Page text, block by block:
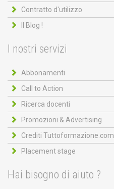
Contratto d'utilizzo
Il Blog !
I nostri servizi
Abbonamenti
Call to Action
Ricerca docenti
Promozioni & Advertising
Crediti Tuttoformazione.com
Placement stage
Hai bisogno di aiuto ?